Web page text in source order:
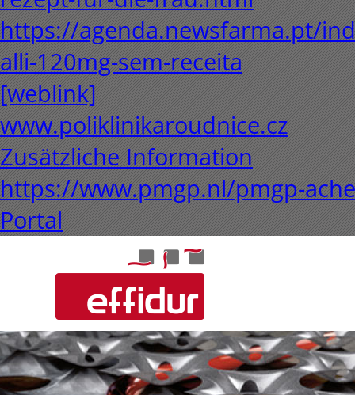
https://agenda.newsfarma.pt/
alli-120mg-sem-receita
[weblink]
www.poliklinikaroudnice.cz
Zusätzliche Information
https://www.pmgp.nl/pmgp-
Portal